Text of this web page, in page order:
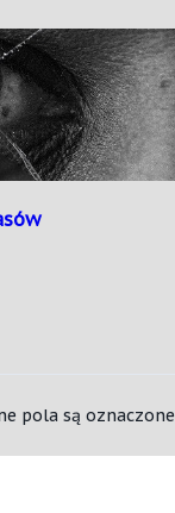
pola są oznaczone